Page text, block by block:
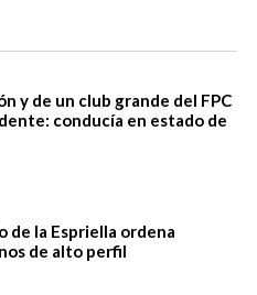
y de un club grande del FPC
conducía en estado de
de la Espriella ordena
de alto perfil